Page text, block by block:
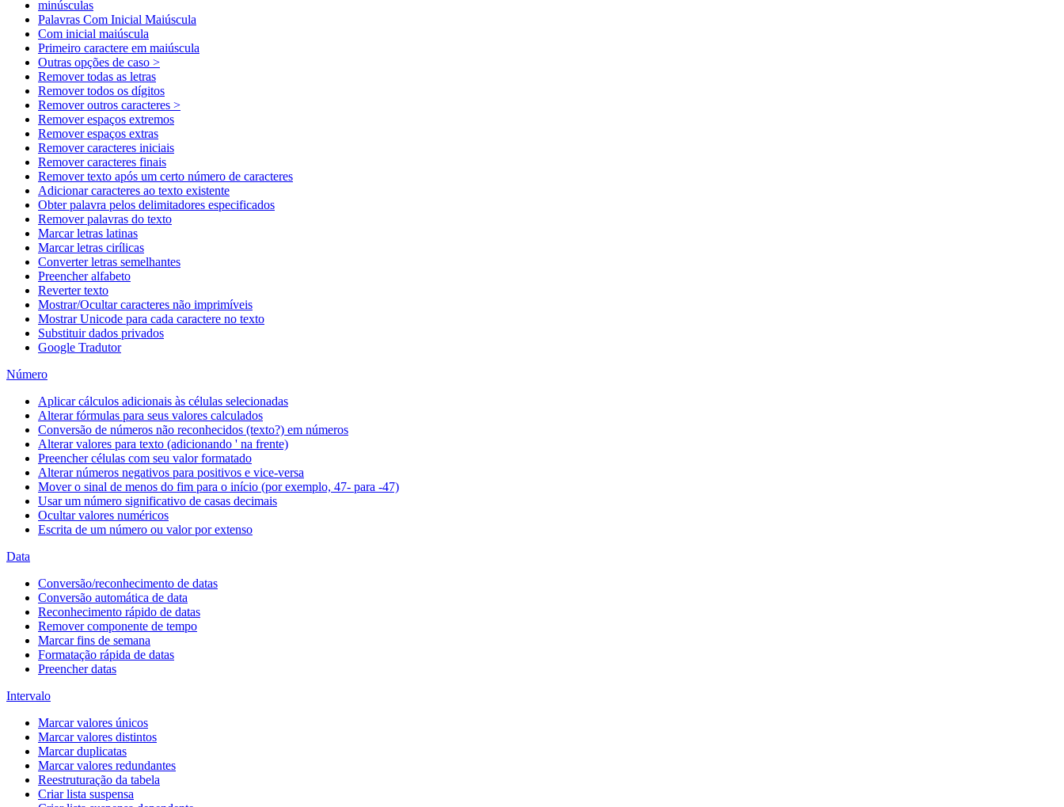
minúsculas
Palavras Com Inicial Maiúscula
Com inicial maiúscula
Primeiro caractere em maiúscula
Outras opções de caso >
Remover todas as letras
Remover todos os dígitos
Remover outros caracteres >
Remover espaços extremos
Remover espaços extras
Remover caracteres iniciais
Remover caracteres finais
Remover texto após um certo número de caracteres
Adicionar caracteres ao texto existente
Obter palavra pelos delimitadores especificados
Remover palavras do texto
Marcar letras latinas
Marcar letras cirílicas
Converter letras semelhantes
Preencher alfabeto
Reverter texto
Mostrar/Ocultar caracteres não imprimíveis
Mostrar Unicode para cada caractere no texto
Substituir dados privados
Google Tradutor
Número
Aplicar cálculos adicionais às células selecionadas
Alterar fórmulas para seus valores calculados
Conversão de números não reconhecidos (texto?) em números
Alterar valores para texto (adicionando ' na frente)
Preencher células com seu valor formatado
Alterar números negativos para positivos e vice-versa
Mover o sinal de menos do fim para o início (por exemplo, 47- para -47)
Usar um número significativo de casas decimais
Ocultar valores numéricos
Escrita de um número ou valor por extenso
Data
Conversão/reconhecimento de datas
Conversão automática de data
Reconhecimento rápido de datas
Remover componente de tempo
Marcar fins de semana
Formatação rápida de datas
Preencher datas
Intervalo
Marcar valores únicos
Marcar valores distintos
Marcar duplicatas
Marcar valores redundantes
Reestruturação da tabela
Criar lista suspensa